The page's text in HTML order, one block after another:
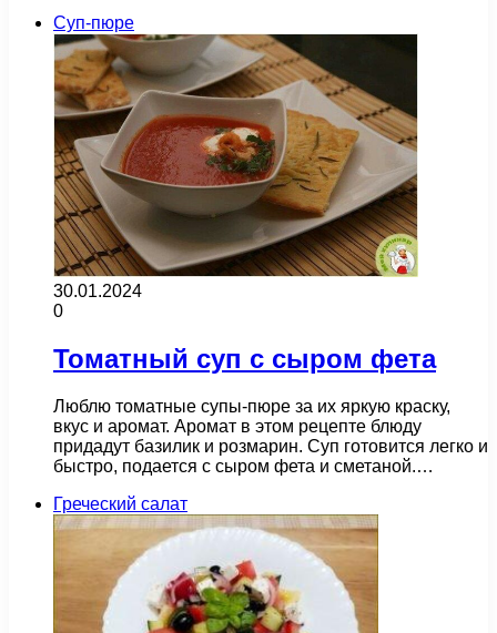
Суп-пюре
30.01.2024
0
Томатный суп с сыром фета
Люблю томатные супы-пюре за их яркую краску,
вкус и аромат. Аромат в этом рецепте блюду
придадут базилик и розмарин. Суп готовится легко и
быстро, подается с сыром фета и сметаной.…
Греческий салат